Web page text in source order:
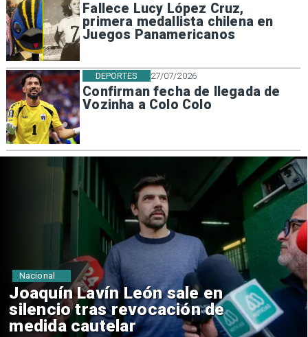
Fallece Lucy López Cruz,
primera medallista chilena en
Juegos Panamericanos
27/07/2026
Confirman fecha de llegada de
Vozinha a Colo Colo
DEPORTES
Chile y Venezuela formalizan
reinicio de relaciones
consulares
Nacional